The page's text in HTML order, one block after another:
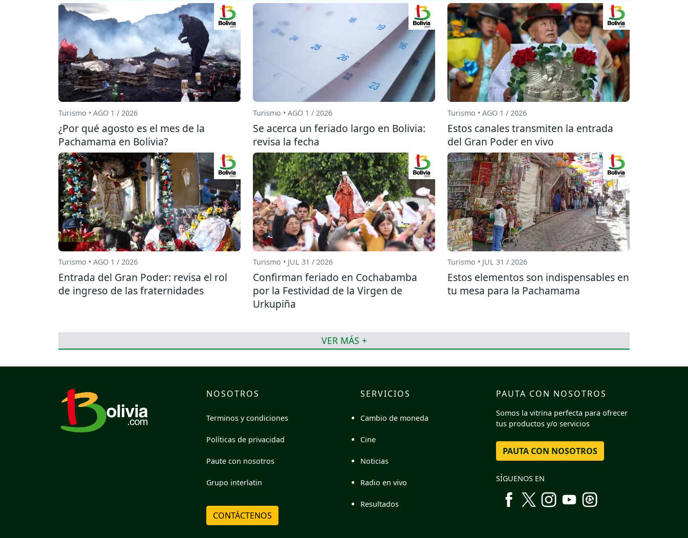
Turismo • AGO 1 / 2026
¿Por qué agosto es el mes de la
Pachamama en Bolivia?
Turismo • AGO 1 / 2026
Se acerca un feriado largo en Bolivia:
revisa la fecha
Turismo • AGO 1 / 2026
Estos canales transmiten la entrada
del Gran Poder en vivo
Turismo • AGO 1 / 2026
Entrada del Gran Poder: revisa el rol
de ingreso de las fraternidades
Turismo • JUL 31 / 2026
Confirman feriado en Cochabamba
por la Festividad de la Virgen de
Urkupiña
Turismo • JUL 31 / 2026
Estos elementos son indispensables en
tu mesa para la Pachamama
VER MÁS +
NOSOTROS
Terminos y condiciones
Políticas de privacidad
Paute con nosotros
Grupo interlatin
CONTÁCTENOS
SERVICIOS
Cambio de moneda
Cine
Noticias
Radio en vivo
Resultados
PAUTA CON NOSOTROS
Somos la vitrina perfecta para ofrecer
tus productos y/o servicios
PAUTA CON NOSOTROS
SÍGUENOS EN